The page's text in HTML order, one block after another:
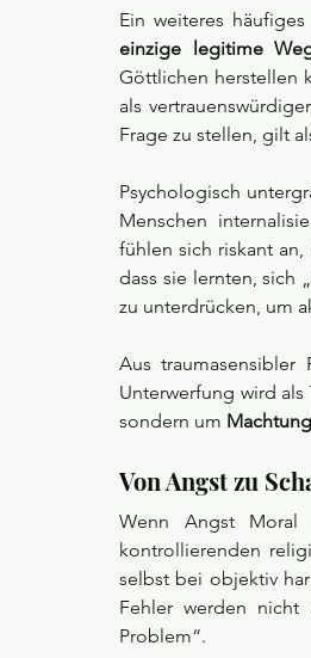
Ein weiteres
einzige legitime
Göttlichen herstellen
als
Frage zu stellen, gilt
Psychologisch
Menschen
fühlen sich riskant
dass sie lernten, sich
zu unterdrücken, um
Aus traumasensibler
Unterwerfung wird
sondern um
Von Angst zu
Wenn Angst
kontrollierenden
selbst bei objektiv
Fehler werden
Problem“.